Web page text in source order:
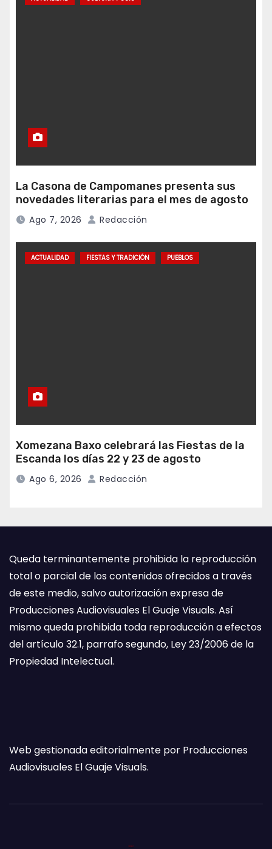
La Casona de Campomanes presenta sus
novedades literarias para el mes de agosto
Ago 7, 2026 Redacción
ACTUALIDAD FIESTAS Y TRADICIÓN PUEBLOS
Xomezana Baxo celebrará las Fiestas de la
Escanda los días 22 y 23 de agosto
Ago 6, 2026 Redacción
Queda terminantemente prohibida la reproducción
total o parcial de los contenidos ofrecidos a través
de este medio, salvo autorización expresa de
Producciones Audiovisuales El Guaje Visuals. Así
mismo queda prohibida toda reproducción a efectos
del artículo 32.1, parrafo segundo, Ley 23/2006 de la
Propiedad Intelectual.
Web gestionada editorialmente por Producciones
Audiovisuales El Guaje Visuals.